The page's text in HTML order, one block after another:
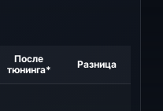
После
тюнинга*
Разница